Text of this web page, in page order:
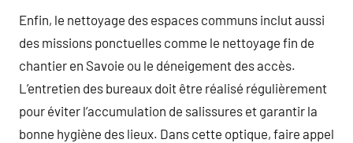
Enfin, le nettoyage des espaces communs inclut aussi
des missions ponctuelles comme le nettoyage fin de
chantier en Savoie ou le déneigement des accès.
L’entretien des bureaux doit être réalisé régulièrement
pour éviter l’accumulation de salissures et garantir la
bonne hygiène des lieux. Dans cette optique, faire appel